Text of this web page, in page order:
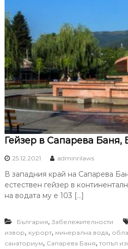
Гейзер в Сапарева Баня,
25.12.2021 adminrilaws
В западния край на Сапарева
естествен гейзер в
на водата му е 103 […]
България, Забележителности
извор, курорт, минерална вода,
санаториум, Сапарева Баня,топъл